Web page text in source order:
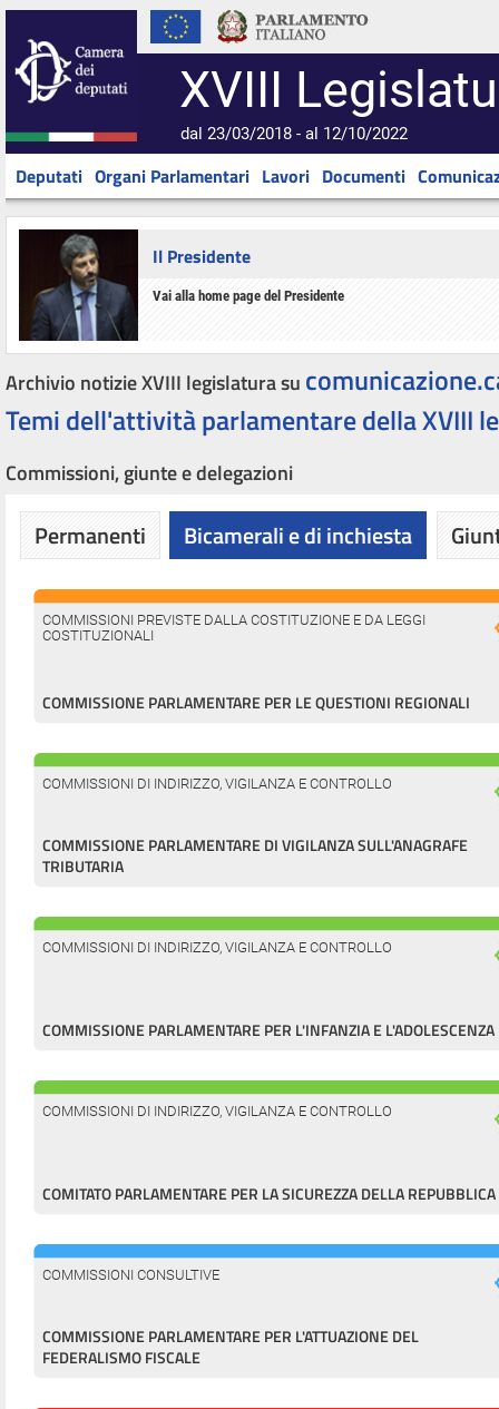
XVIII
dal 23/03/2018 - al 12/10/2022
Deputati Organi Parlamentari Lavori Documenti
Il Presidente
Vai alla home page del Presidente
Archivio notizie XVIII legislatura su
Temi dell'attività parlamentare della XVIII
Commissioni, giunte e delegazioni
Permanenti Bicamerali e di inchiesta
COMMISSIONI PREVISTE DALLA COSTITUZIONE E DA LEGGI
COSTITUZIONALI
COMMISSIONE PARLAMENTARE PER LE QUESTIONI REGIONALI
COMMISSIONI DI INDIRIZZO, VIGILANZA E CONTROLLO
COMMISSIONE PARLAMENTARE DI VIGILANZA SULL'ANAGRAFE
TRIBUTARIA
COMMISSIONI DI INDIRIZZO, VIGILANZA E CONTROLLO
COMMISSIONE PARLAMENTARE PER L'INFANZIA E L'ADOLESCENZA
COMMISSIONI DI INDIRIZZO, VIGILANZA E CONTROLLO
COMITATO PARLAMENTARE PER LA SICUREZZA DELLA REPUBBLICA
COMMISSIONI CONSULTIVE
COMMISSIONE PARLAMENTARE PER L'ATTUAZIONE DEL
FEDERALISMO FISCALE